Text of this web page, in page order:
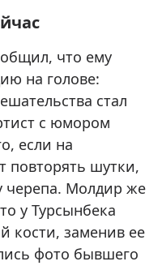
что ему
на голове:
стал
с юмором
если на
повторять шутки,
черепа. Молдир же
у Турсынбека
кости, заменив ее
фото бывшего